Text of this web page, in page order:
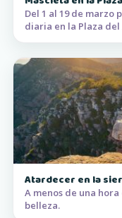
Del 1 al 19 de marzo
diaria en la Plaza
Atardecer en la
A menos de una
belleza.